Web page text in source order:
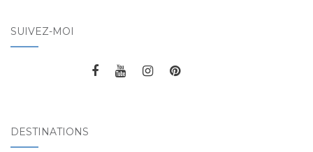
SUIVEZ-MOI
DESTINATIONS